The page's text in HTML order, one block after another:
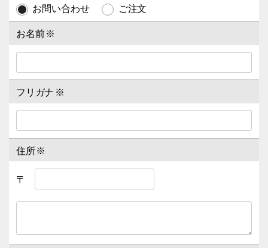
お問い合わせ
ご注文
お名前※
フリガナ ※
住所※
〒